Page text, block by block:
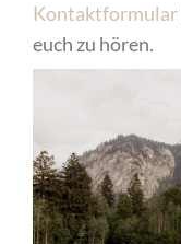
Kontaktformular
euch zu hören.